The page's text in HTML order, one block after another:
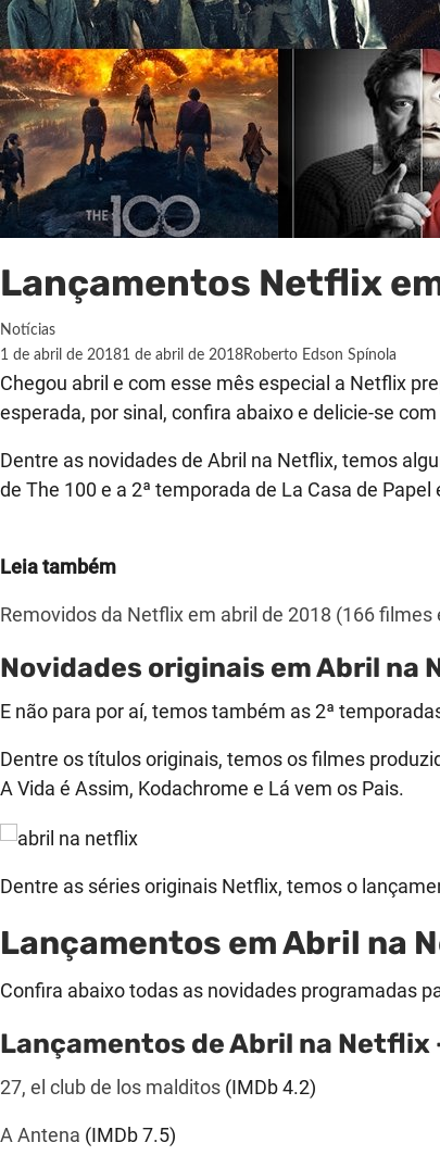
Lançamentos Netflix
Notícias
1 de abril de 20181 de abril de 2018Roberto Edson Spínola
Chegou abril e com esse mês especial a Netflix
esperada, por sinal, confira abaixo e delicie-se
Dentre as novidades de Abril na Netflix, temos
de The 100 e a 2ª temporada de La Casa de
Leia também
Removidos da Netflix em abril de 2018 (166 filmes
Novidades originais em Abril na
E não para por aí, temos também as 2ª
Dentre os títulos originais, temos os filmes
A Vida é Assim, Kodachrome e Lá vem os Pais.
Dentre as séries originais Netflix, temos o
Lançamentos em Abril na
Confira abaixo todas as novidades programadas
Lançamentos de Abril na Netflix
27, el club de los malditos (IMDb4.2)
A Antena (IMDb7.5)